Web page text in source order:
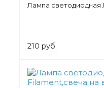
Лампа светодиодная
210 руб.